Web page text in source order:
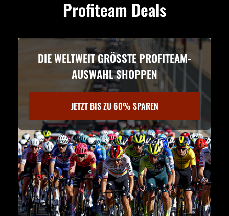
Profiteam Deals
DIE WELTWEIT GRÖSSTE PROFITEAM-
AUSWAHL SHOPPEN
JETZT BIS ZU 60% SPAREN